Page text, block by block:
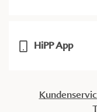
HiPP App